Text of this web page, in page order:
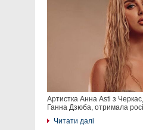
Артистка Анна Asti з
Ганна Дзюба, отримала
Читати далі